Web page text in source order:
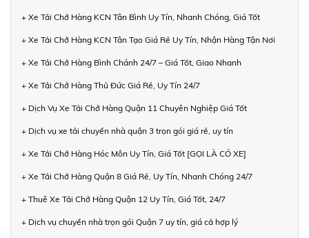
+ Xe Tải Chở Hàng KCN Tân Bình Uy Tín, Nhanh Chóng, Giá Tốt
+ Xe Tải Chở Hàng KCN Tân Tạo Giá Rẻ Uy Tín, Nhận Hàng Tận Nơi
+ Xe Tải Chở Hàng Bình Chánh 24/7 – Giá Tốt, Giao Nhanh
+ Xe Tải Chở Hàng Thủ Đức Giá Rẻ, Uy Tín 24/7
+ Dịch Vụ Xe Tải Chở Hàng Quận 11 Chuyên Nghiệp Giá Tốt
+ Dịch vụ xe tải chuyển nhà quận 3 trọn gói giá rẻ, uy tín
+ Xe Tải Chở Hàng Hóc Môn Uy Tín, Giá Tốt [GỌI LÀ CÓ XE]
+ Xe Tải Chở Hàng Quận 8 Giá Rẻ, Uy Tín, Nhanh Chóng 24/7
+ Thuê Xe Tải Chở Hàng Quận 12 Uy Tín, Giá Tốt, 24/7
+ Dịch vụ chuyển nhà trọn gói Quận 7 uy tín, giá cả hợp lý